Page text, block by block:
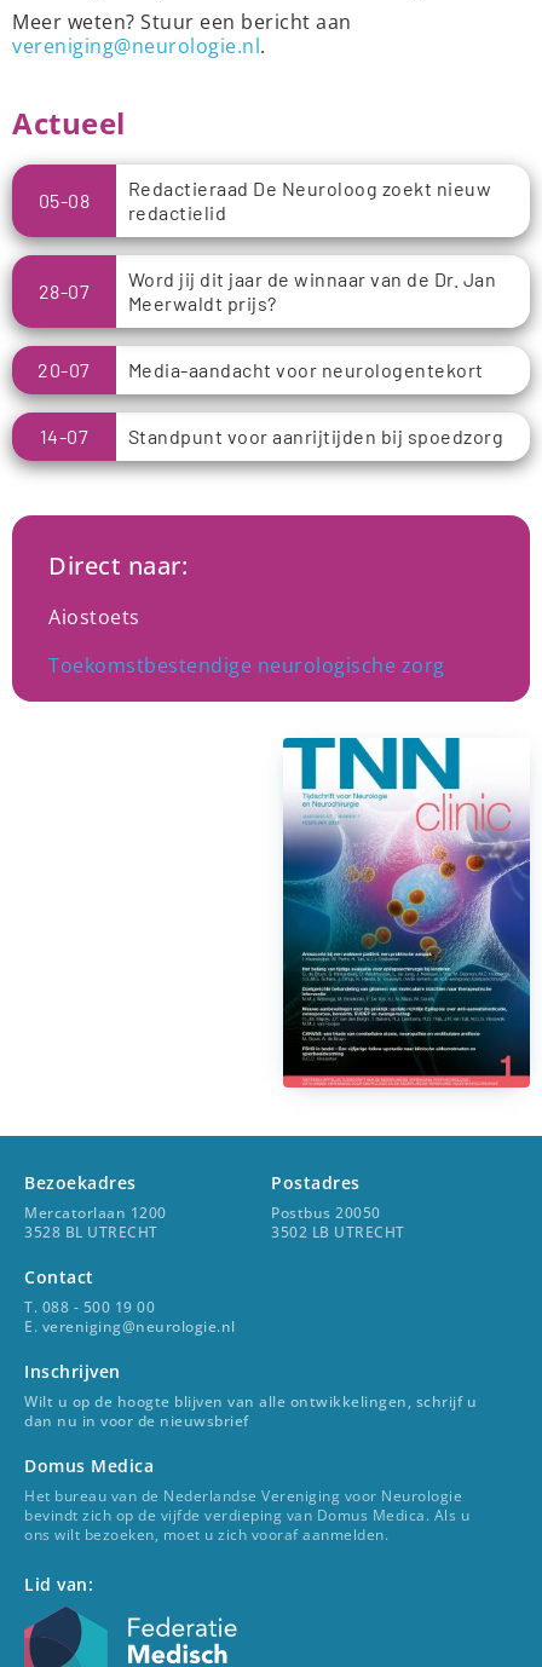
Meer weten? Stuur een bericht aan
vereniging@neurologie.nl.
Actueel
05-08
Redactieraad De Neuroloog zoekt nieuw
redactielid
28-07
Word jij dit jaar de winnaar van de Dr. Jan
Meerwaldt prijs?
20-07 Media-aandacht voor neurologentekort
14-07 Standpunt voor aanrijtijden bij spoedzorg
Direct naar:
Aiostoets
Toekomstbestendige neurologische zorg
Bezoekadres
Mercatorlaan 1200
3528 BL UTRECHT
Postadres
Postbus 20050
3502 LB UTRECHT
Contact
T. 088 - 500 19 00
E. vereniging@neurologie.nl
Inschrijven
Wilt u op de hoogte blijven van alle ontwikkelingen, schrijf u
dan nu in voor de nieuwsbrief
Domus Medica
Het bureau van de Nederlandse Vereniging voor Neurologie
bevindt zich op de vijfde verdieping van Domus Medica. Als u
ons wilt bezoeken, moet u zich vooraf aanmelden.
Lid van: